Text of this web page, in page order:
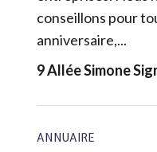
conseillons pour
anniversaire,...
9 Allée Simone
ANNUAIRE